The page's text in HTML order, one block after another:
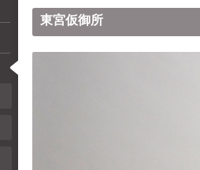
東宮仮御所